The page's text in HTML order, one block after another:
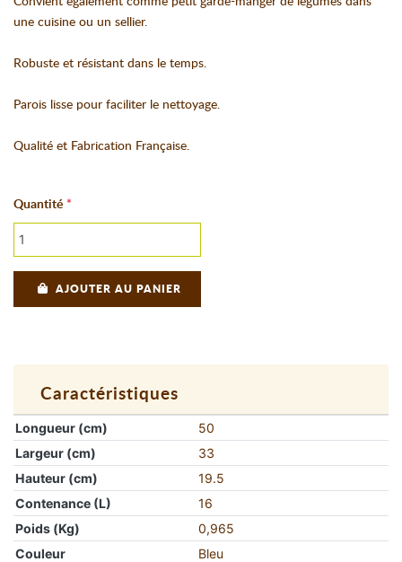
une cuisine ou un sellier.
Robuste et résistant dans le temps.
Parois lisse pour faciliter le nettoyage.
Qualité et Fabrication Française.
Quantité
AJOUTER AU PANIER
Caractéristiques
Longueur (cm)
50
Largeur (cm)
33
Hauteur (cm)
19.5
Contenance (L)
16
Poids (Kg)
0,965
Couleur
Bleu